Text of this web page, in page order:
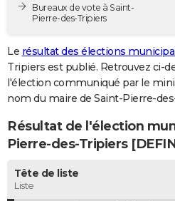
Destinations
City break
Voyage nature
Voyage de noces
Forum
PHOTO
GUIDES D'ACHAT
BONS PLANS
CARTE DE VOEUX
Carte de Noël
Carte Bonne année
Carte Saint-Valentin
Carte Pâques
Carte d'anniversaire
DICTIONNAIRE
COPAINS D'AVANT
Bureaux de vote à Saint-
Pierre-des-Tripiers
Le résultat des élections
Tripiers est publié. Retrouvez ci-
l'élection communiqué par le
nom du maire de Saint-Pierre-
Résultat de l'élection
Pierre-des-Tripiers
Tête de liste
Liste